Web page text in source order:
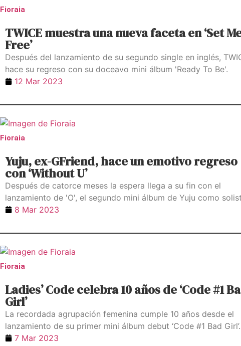
Fioraia
TWICE muestra una nueva faceta en ‘Set
Free’
Después del lanzamiento de su segundo single en inglés,
hace su regreso con su doceavo mini álbum 'Ready To Be'.
12 Mar 2023
Fioraia
Yuju, ex-GFriend, hace un emotivo regreso
con ‘Without U’
Después de catorce meses la espera llega a su fin con el
lanzamiento de 'O', el segundo mini álbum de Yuju como
8 Mar 2023
Fioraia
Ladies’ Code celebra 10 años de ‘Code #1
Girl’
La recordada agrupación femenina cumple 10 años desde el
lanzamiento de su primer mini álbum debut ‘Code #1 Bad Girl’.
7 Mar 2023